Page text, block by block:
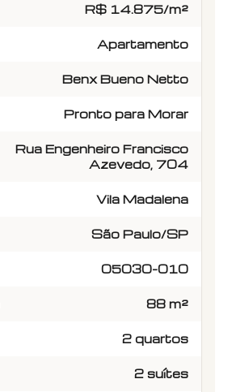
R$ 14.875/m²
Apartamento
Benx Bueno Netto
Pronto para Morar
Rua Engenheiro Francisco
Azevedo, 704
Vila Madalena
São Paulo/SP
05030-010
88 m²
2 quartos
2 suítes